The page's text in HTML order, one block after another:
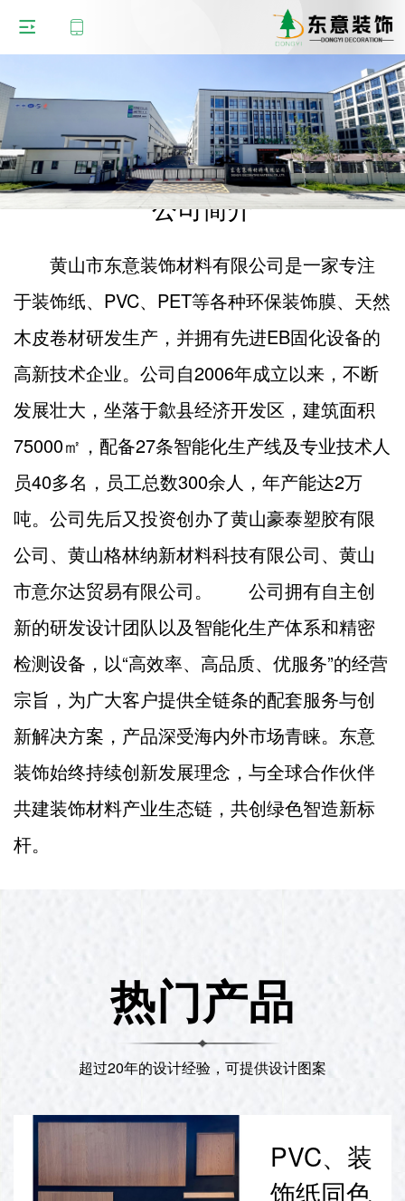
公司简介
黄山市东意装饰材料有限公司是一家专注
于装饰纸、PVC、PET等各种环保装饰膜、天然
木皮卷材研发生产，并拥有先进EB固化设备的
高新技术企业。公司自2006年成立以来，不断
发展壮大，坐落于歙县经济开发区，建筑面积
75000㎡，配备27条智能化生产线及专业技术人
员40多名，员工总数300余人，年产能达2万
吨。公司先后又投资创办了黄山豪泰塑胶有限
公司、黄山格林纳新材料科技有限公司、黄山
市意尔达贸易有限公司。 公司拥有自主创
新的研发设计团队以及智能化生产体系和精密
检测设备，以“高效率、高品质、优服务”的经营
宗旨，为广大客户提供全链条的配套服务与创
新解决方案，产品深受海内外市场青睐。东意
装饰始终持续创新发展理念，与全球合作伙伴
共建装饰材料产业生态链，共创绿色智造新标
杆。
热门产品
超过20年的设计经验，可提供设计图案
PVC、装
饰纸同色